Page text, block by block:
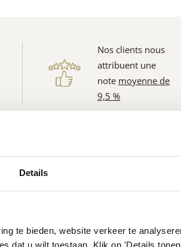
Details
te bieden, website verkeer te
dat u wilt toestaan. Klik op 'Details
Nos clients nous
attribuent une
note moyenne de
9,5 %